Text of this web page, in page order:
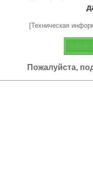
[Техническая
Пожалуйста,